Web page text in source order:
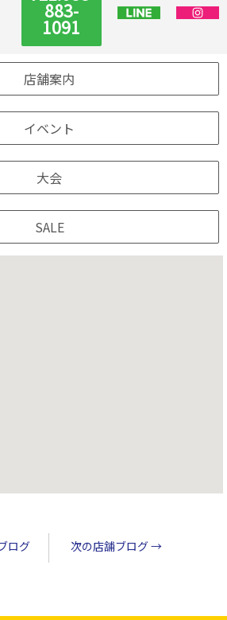
883-
1091
店舗案内
イベント
大会
SALE
ログ 次の店舗ブログ→